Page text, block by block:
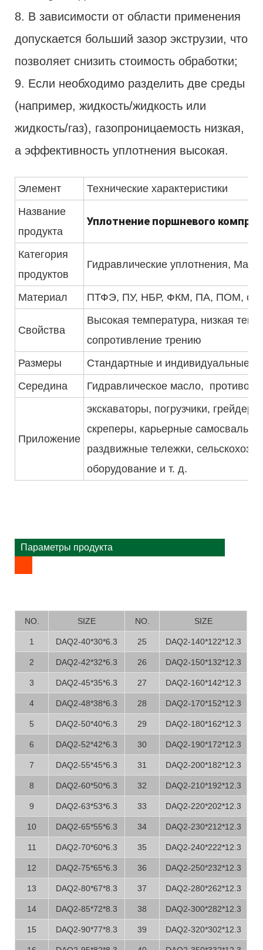
8. В зависимости от области применения
допускается больший зазор экструзии, что
позволяет снизить стоимость обработки;
9. Если необходимо разделить две среды
(например, жидкость/жидкость или
жидкость/газ), газопроницаемость низкая,
а эффективность уплотнения высокая.
Элемент
Технические характеристики
Название
продукта
Уплотнение поршневого
Категория
продуктов
Гидравлические уплотнения,
Материал ПТФЭ, ПУ, НБР, ФКМ, ПА, ПОМ,
Свойства
Высокая температура, низкая
сопротивление трению
Размеры
Стандартные и индивидуальные
Середина
Гидравлическое масло,
Приложение
экскаваторы, погрузчики,
скреперы, карьерные самосвалы,
раздвижные тележки,
оборудование и т. д.
Параметры продукта
NO. SIZE NO. SIZE
1 DAQ2-40*30*6.3 25 DAQ2-140*122*12.3
2 DAQ2-42*32*6.3 26 DAQ2-150*132*12.3
3 DAQ2-45*35*6.3 27 DAQ2-160*142*12.3
4 DAQ2-48*38*6.3 28 DAQ2-170*152*12.3
5 DAQ2-50*40*6.3 29 DAQ2-180*162*12.3
6 DAQ2-52*42*6.3 30 DAQ2-190*172*12.3
7 DAQ2-55*45*6.3 31 DAQ2-200*182*12.3
8 DAQ2-60*50*6.3 32 DAQ2-210*192*12.3
9 DAQ2-63*53*6.3 33 DAQ2-220*202*12.3
10 DAQ2-65*55*6.3 34 DAQ2-230*212*12.3
11 DAQ2-70*60*6.3 35 DAQ2-240*222*12.3
12 DAQ2-75*65*6.3 36 DAQ2-250*232*12.3
13 DAQ2-80*67*8.3 37 DAQ2-280*262*12.3
14 DAQ2-85*72*8.3 38 DAQ2-300*282*12.3
15 DAQ2-90*77*8.3 39 DAQ2-320*302*12.3